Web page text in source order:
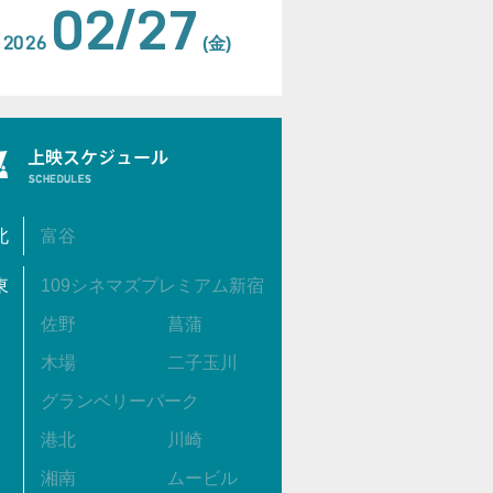
2026 02/27 (金)
富谷
109シネマズプレミアム新宿
佐野 菖蒲
木場 二子玉川
グランベリーパーク
港北 川崎
湘南 ムービル